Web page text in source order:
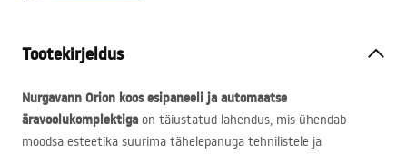
Tootekirjeldus
Nurgavann Orion koos esipaneeli ja automaatse
äravoolukomplektiga on täiustatud lahendus, mis ühendab
moodsa esteetika suurima tähelepanuga tehnilistele ja